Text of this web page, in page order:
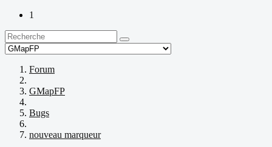
1
Forum
GMapFP
Bugs
nouveau marqueur